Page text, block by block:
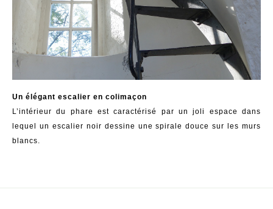
Un élégant escalier en colimaçon
L’intérieur du phare est caractérisé par un joli espace dans
lequel un escalier noir dessine une spirale douce sur les murs
blancs.